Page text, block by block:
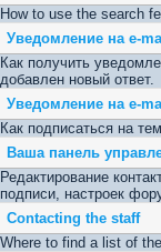
How to use the search
Уведомление на е-
Как получить
добавлен новый ответ.
Уведомление на e-
Как подписаться на
Ваша панель
Редактирование
подписи, настроек
Contacting the staff
Where to find a list of